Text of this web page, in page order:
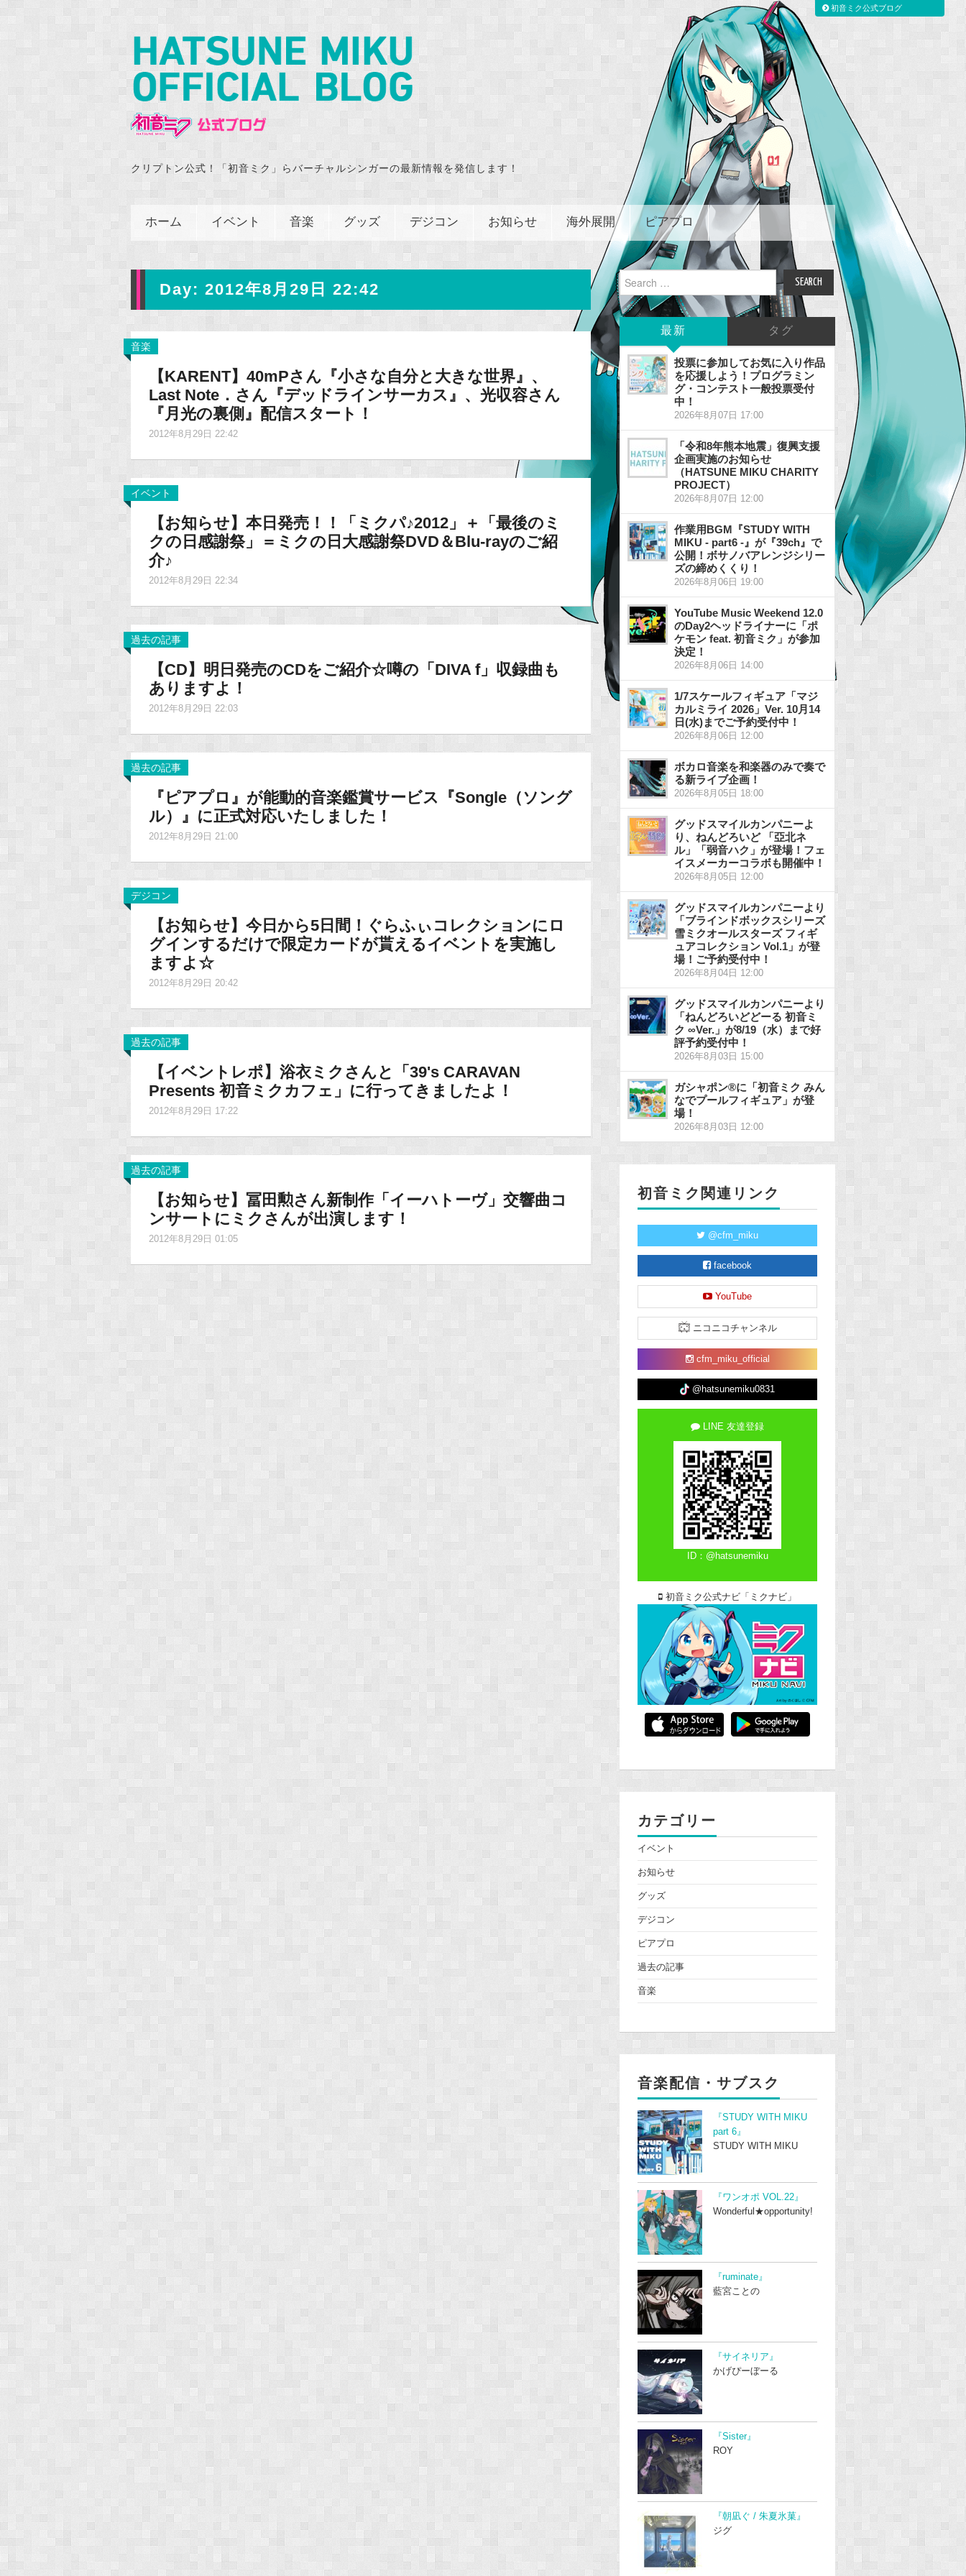
クリプトン公式！「初音ミク」らバーチャルシンガーの最新情報を発信します！
ホーム イベント 音楽 グッズ デジコン お知らせ 海外展開 ピアプロ
Day: 2012年8月29日 22:42
音楽
【KARENT】40mPさん『小さな自分と大きな世界』、
Last Note．さん『デッドラインサーカス』、光収容さん
『月光の裏側』配信スタート！
2012年8月29日 22:42
イベント
【お知らせ】本日発売！！「ミクパ♪2012」＋「最後のミ
クの日感謝祭」＝ミクの日大感謝祭DVD＆Blu-rayのご紹
介♪
2012年8月29日 22:34
過去の記事
【CD】明日発売のCDをご紹介☆噂の「DIVA f」収録曲も
ありますよ！
2012年8月29日 22:03
過去の記事
『ピアプロ』が能動的音楽鑑賞サービス『Songle（ソング
ル）』に正式対応いたしました！
2012年8月29日 21:00
デジコン
【お知らせ】今日から5日間！ぐらふぃコレクションにロ
グインするだけで限定カードが貰えるイベントを実施し
ますよ☆
2012年8月29日 20:42
過去の記事
【イベントレポ】浴衣ミクさんと「39's CARAVAN
Presents 初音ミクカフェ」に行ってきましたよ！
2012年8月29日 17:22
過去の記事
【お知らせ】冨田勲さん新制作「イーハトーヴ」交響曲コ
ンサートにミクさんが出演します！
2012年8月29日 01:05
Search
for:
最新 タグ
投票に参加してお気に入り作品
を応援しよう！プログラミン
グ・コンテスト一般投票受付
中！
2026年8月07日 17:00
「令和8年熊本地震」復興支援
企画実施のお知らせ
（HATSUNE MIKU CHARITY
PROJECT）
2026年8月07日 12:00
作業用BGM『STUDY WITH
MIKU - part6 -』が『39ch』で
公開！ボサノバアレンジシリー
ズの締めくくり！
2026年8月06日 19:00
YouTube Music Weekend 12.0
のDay2ヘッドライナーに「ポ
ケモン feat. 初音ミク」が参加
決定！
2026年8月06日 14:00
1/7スケールフィギュア「マジ
カルミライ 2026」Ver. 10月14
日(水)までご予約受付中！
2026年8月06日 12:00
ボカロ音楽を和楽器のみで奏で
る新ライブ企画！
2026年8月05日 18:00
グッドスマイルカンパニーよ
り、ねんどろいど 「亞北ネ
ル」「弱音ハク」が登場！フェ
イスメーカーコラボも開催中！
2026年8月05日 12:00
グッドスマイルカンパニーより
「ブラインドボックスシリーズ
雪ミクオールスターズ フィギ
ュアコレクション Vol.1」が登
場！ご予約受付中！
2026年8月04日 12:00
グッドスマイルカンパニーより
「ねんどろいどどーる 初音ミ
ク ∞Ver.」が8/19（水）まで好
評予約受付中！
2026年8月03日 15:00
ガシャポン®に「初音ミク みん
なでプールフィギュア」が登
場！
2026年8月03日 12:00
初音ミク関連リンク
@cfm_miku
facebook
YouTube
ニコニコチャンネル
cfm_miku_official
@hatsunemiku0831
LINE 友達登録
ID：@hatsunemiku
初音ミク公式ナビ「ミクナビ」
カテゴリー
イベント
お知らせ
グッズ
デジコン
ピアプロ
過去の記事
音楽
音楽配信・サブスク
『STUDY WITH MIKU
part 6』
STUDY WITH MIKU
『ワンオポ VOL.22』
Wonderful★opportunity!
『ruminate』
藍宮ことの
『サイネリア』
かげぴーぼーる
『Sister』
ROY
『朝凪ぐ / 朱夏氷菓』
ジグ
初音ミク公式ブログ